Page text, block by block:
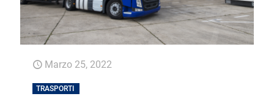
Marzo 25, 2022
TRASPORTI